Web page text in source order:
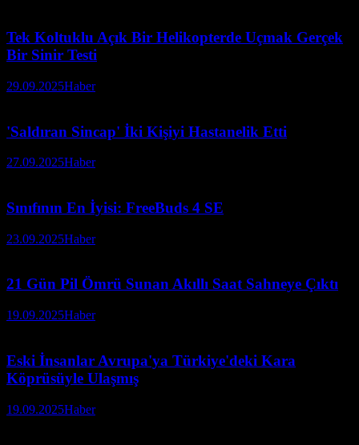
Tek Koltuklu Açık Bir Helikopterde Uçmak Gerçek
Bir Sinir Testi
29.09.2025Haber
'Saldıran Sincap' İki Kişiyi Hastanelik Etti
27.09.2025Haber
Sınıfının En İyisi: FreeBuds 4 SE
23.09.2025Haber
21 Gün Pil Ömrü Sunan Akıllı Saat Sahneye Çıktı
19.09.2025Haber
Eski İnsanlar Avrupa'ya Türkiye'deki Kara
Köprüsüyle Ulaşmış
19.09.2025Haber